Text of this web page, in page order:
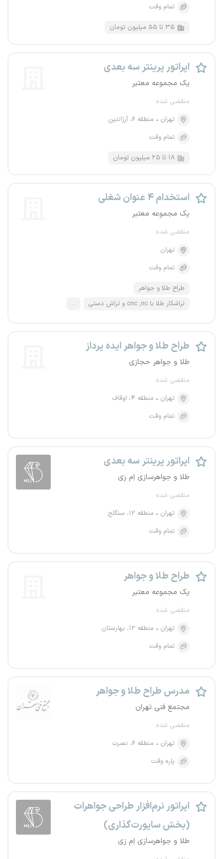
تمام وقت
۳۵ تا ۵۵ میلیون تومان
اپراتور پرینتر سه بعدی
یک مجموعه معتبر
منقضی شده
تهران
منطقه ۶، آرژانتین
تمام وقت
۱۸ تا ۲۵ میلیون تومان
استخدام ۴ عنوان شغلی
یک مجموعه معتبر
منقضی شده
تهران
تمام وقت
طراح طلا و جواهر
تراشکار طلا با cnc ,nc و تراش دستی
...
طراح طلا و جواهر ایده پرداز
طلا و جواهر حجازی
منقضی شده
تهران
منطقه ۴، اوقاف
تمام وقت
اپراتور پرینتر سه بعدی
طلا و جواهرسازی اِم زی
منقضی شده
تهران
منطقه ۱۲، سنگلج
تمام وقت
طراح طلا و جواهر
یک مجموعه معتبر
منقضی شده
تهران
منطقه ۱۲، بهارستان
تمام وقت
مدرس طراح طلا و جواهر
مجتمع فنی تهران
منقضی شده
تهران
منطقه ۶، نصرت
پاره وقت
اپراتور نرم‌افزار طراحی جواهرات
(بخش ساپورت‌گذاری)
طلا و جواهرسازی اِم زی